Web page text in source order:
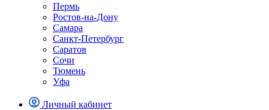
Пермь
Ростов-на-Дону
Самара
Санкт-Петербург
Саратов
Сочи
Тюмень
Уфа
Личный кабинет